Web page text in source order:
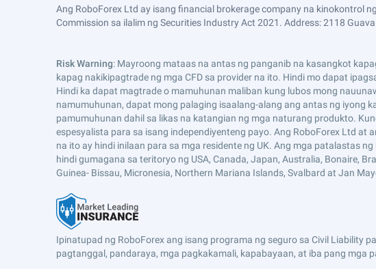
Ang RoboForex Ltd ay isang financial brokerage company na kinokontrol
Commission sa ilalim ng Securities Industry Act 2021. Address: 2118 Guava
Risk Warning: Mayroong mataas na antas ng panganib na kasangkot
kapag nakikipagtrade ng mga CFD sa provider na ito. Hindi mo dapat
Hindi ka dapat magtrade o mamuhunan maliban kung lubos mong
namumuhunan, dapat mong palaging isaalang-alang ang antas ng iyong
pamumuhunan dahil sa likas na katangian ng mga naturang produkto.
espesyalista para sa isang independiyenteng payo. Ang RoboForex Ltd
na ito ay hindi inilaan para sa mga residente ng UK. Ang mga patalastas
hindi gumagana sa teritoryo ng USA, Canada, Japan, Australia, Bonaire,
Guinea- Bissau, Micronesia, Northern Mariana Islands, Svalbard at Jan
Ipinatupad ng RoboForex ang isang programa ng seguro sa Civil Liability
pagtanggal, pandaraya, mga pagkakamali, kapabayaan, at iba pang mga